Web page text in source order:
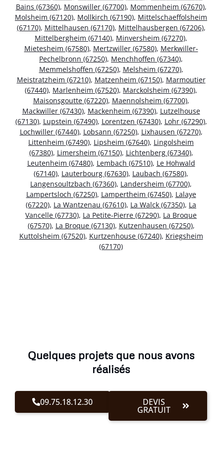
Bains (67360), Monswiller (67700), Mommenheim (67670),
Molsheim (67120), Mollkirch (67190), Mittelschaeffolsheim
(67170), Mittelhausen (67170), Mittelhausbergen (67206),
Mittelbergheim (67140), Minversheim (67270),
Mietesheim (67580), Mertzwiller (67580), Merkwiller-
Pechelbronn (67250), Menchhoffen (67340),
Memmelshoffen (67250), Melsheim (67270),
Meistratzheim (67210), Matzenheim (67150), Marmoutier
(67440), Marlenheim (67520), Marckolsheim (67390),
Maisonsgoutte (67220), Maennolsheim (67700),
Mackwiller (67430), Mackenheim (67390), Lutzelhouse
(67130), Lupstein (67490), Lorentzen (67430), Lohr (67290),
Lochwiller (67440), Lobsann (67250), Lixhausen (67270),
Littenheim (67490), Lipsheim (67640), Lingolsheim
(67380), Limersheim (67150), Lichtenberg (67340),
Leutenheim (67480), Lembach (67510), Le Hohwald
(67140), Lauterbourg (67630), Laubach (67580),
Langensoultzbach (67360), Landersheim (67700),
Lampertsloch (67250), Lampertheim (67450), Lalaye
(67220), La Wantzenau (67610), La Walck (67350), La
Vancelle (67730), La Petite-Pierre (67290), La Broque
(67570), La Broque (67130), Kutzenhausen (67250),
Kuttolsheim (67520), Kurtzenhouse (67240), Kriegsheim
(67170)
Quelques projets que nous avons
réalisés
09.75.18.12.30 DEVIS
GRATUIT